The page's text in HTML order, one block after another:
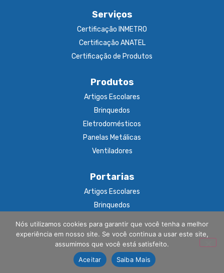
Serviços
Certificação INMETRO
Certificação ANATEL
Certificação de Produtos
Produtos
Artigos Escolares
Brinquedos
Eletrodomésticos
Panelas Metálicas
Ventiladores
Portarias
Artigos Escolares
Brinquedos
Panelas Metálicas
Ventiladores
Nós utilizamos cookies para garantir que você tenha a melhor
experiência em nosso site. Se você continua a usar este site,
assumimos que você está satisfeito.
Aceitar
Saiba Mais